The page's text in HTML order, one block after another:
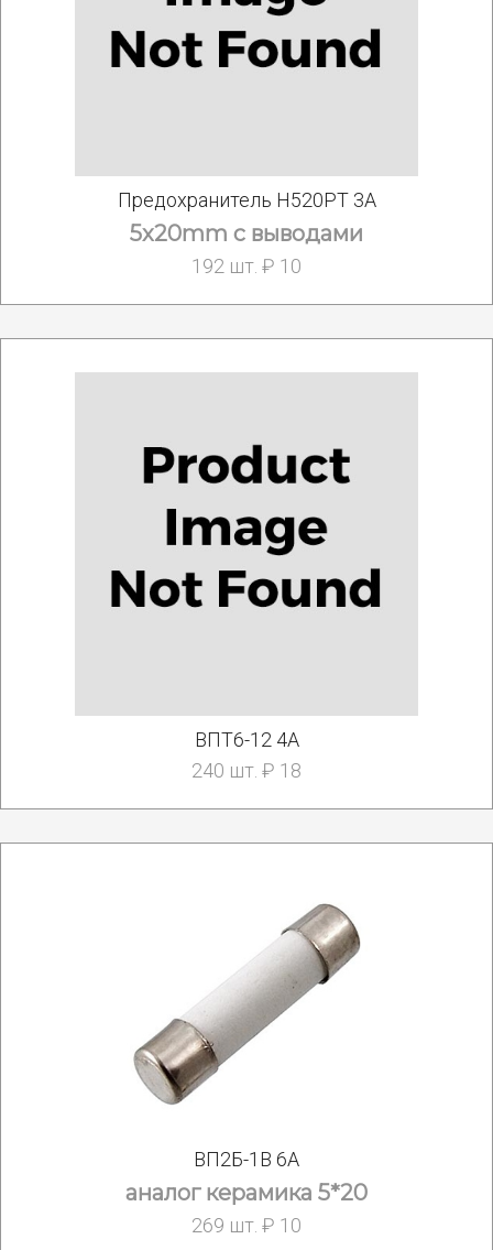
Предохранитель H520PT 3A
5x20mm с выводами
192 шт. ₽ 10
ВПТ6-12 4А
240 шт. ₽ 18
ВП2Б-1В 6А
аналог керамика 5*20
269 шт. ₽ 10